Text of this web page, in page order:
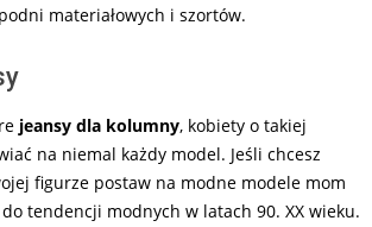
materiałowych i szortów.
jeansy dla kolumny, kobiety o takiej
na niemal każdy model. Jeśli chcesz
figurze postaw na modne modele mom
tendencji modnych w latach 90. XX wieku.